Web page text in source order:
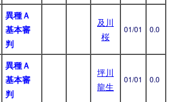
異種Ａ
基本審
判
及川
桜
01/01 0.0
異種Ａ
基本審
判
坪川
龍生
01/01 0.0